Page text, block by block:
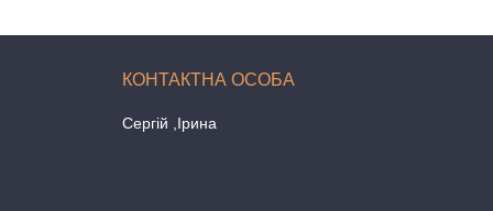
Сергій ,Ірина